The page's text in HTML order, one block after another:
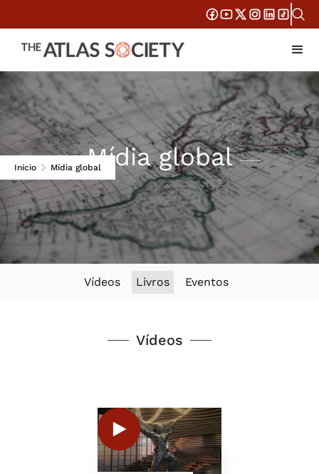
Início Mídia globalMídia global
Vídeos Livros Eventos
Vídeos